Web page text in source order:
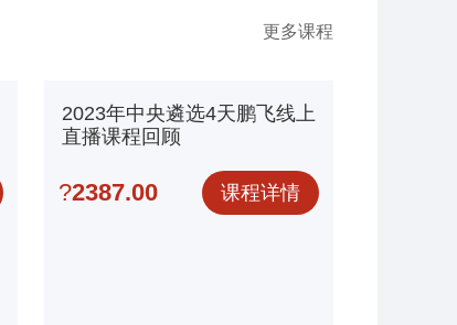
更多课程
2023年中央遴选4天鹏飞线上
直播课程回顾
?2387.00 课程详情